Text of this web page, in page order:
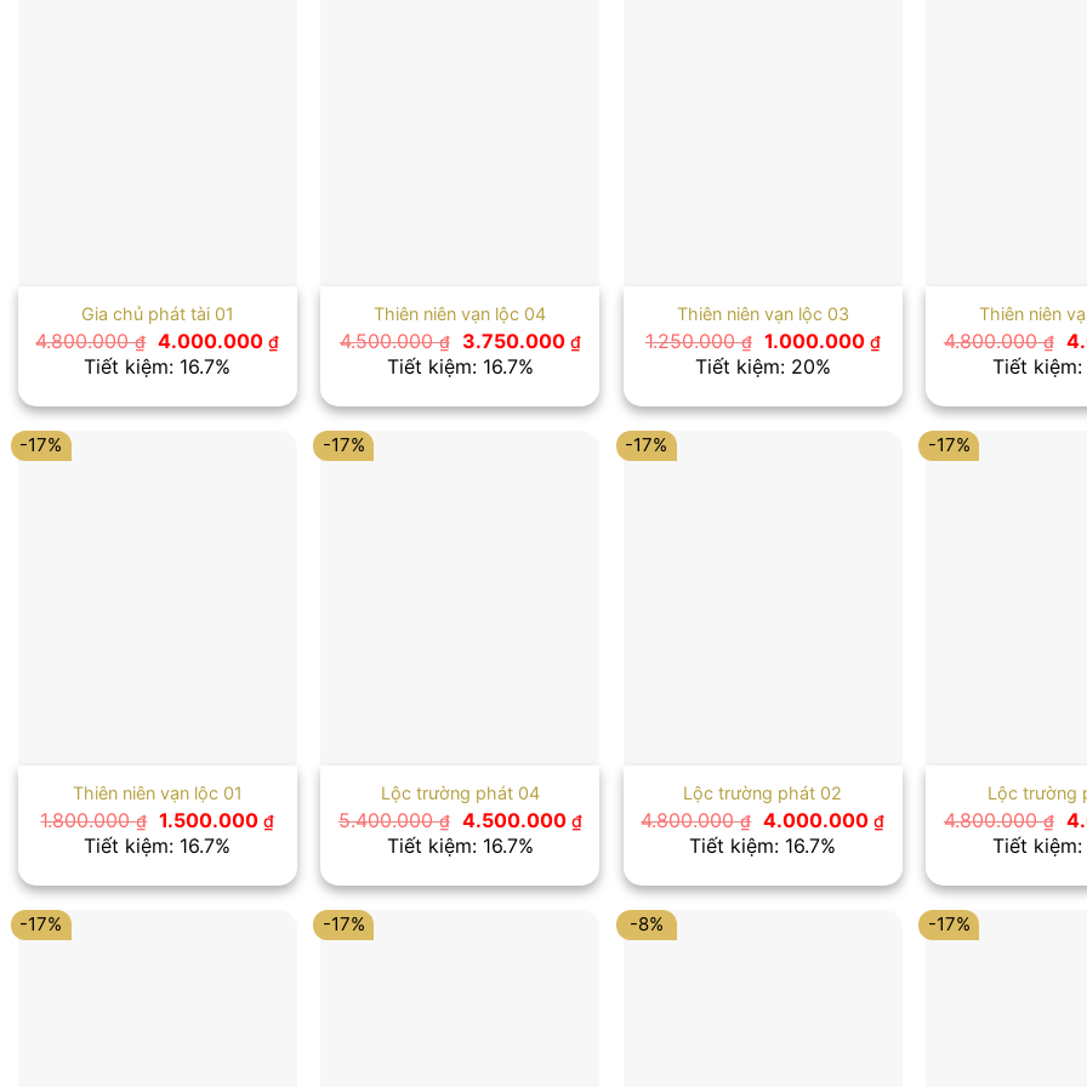
Gia chủ phát tài 01
4.800.000₫ Giá
gốc
là:
4.000.000₫Giá
là:
4.000.000 ₫.
Tiết kiệm: 16.7%
Thiên niên vạn lộc 04
4.500.000₫
Giá
gốc
là:
3.750.000 ₫Giá
hiện
là:
3.750.000 ₫.
Tiết kiệm: 16.7%
Thiên niên vạn lộc 03
1.250.000₫ Giá
gốc
là:
1.000.000 ₫Giá
hiện
là:
1.000.000 ₫.
Tiết kiệm: 20%
Thiên niên
4.800.000₫
là:
Tiết kiệm:
-17%
Thiên niên vạn lộc 01
1.800.000₫ Giá
gốc
là:
1.500.000₫Giá
là:
1.500.000 ₫.
Tiết kiệm: 16.7%
-17%
Lộc trường phát 04
5.400.000₫ Giá
gốc
là:
4.500.000 ₫Giá
hiện
là:
4.500.000 ₫.
Tiết kiệm: 16.7%
-17%
Lộc trường phát 02
4.800.000₫ Giá
gốc
là:
4.000.000₫Giá
là:
4.000.000 ₫.
Tiết kiệm: 16.7%
-17%
Lộc trường
4.800.000₫
là:
Tiết kiệm:
-17% -17% -8% -17%